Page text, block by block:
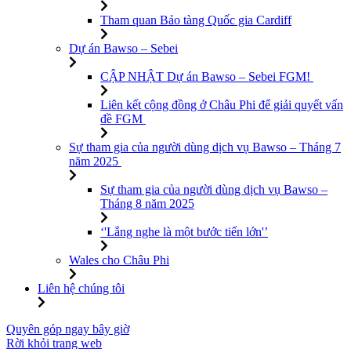
Tham quan Bảo tàng Quốc gia Cardiff
Dự án Bawso – Sebei
CẬP NHẬT Dự án Bawso – Sebei FGM!
Liên kết cộng đồng ở Châu Phi để giải quyết vấn
đề FGM
Sự tham gia của người dùng dịch vụ Bawso – Tháng 7
năm 2025
Sự tham gia của người dùng dịch vụ Bawso –
Tháng 8 năm 2025
‘'Lắng nghe là một bước tiến lớn'’
Wales cho Châu Phi
Liên hệ chúng tôi
Chuyển
đến
Quyên góp ngay bây giờ
Rời khỏi trang web